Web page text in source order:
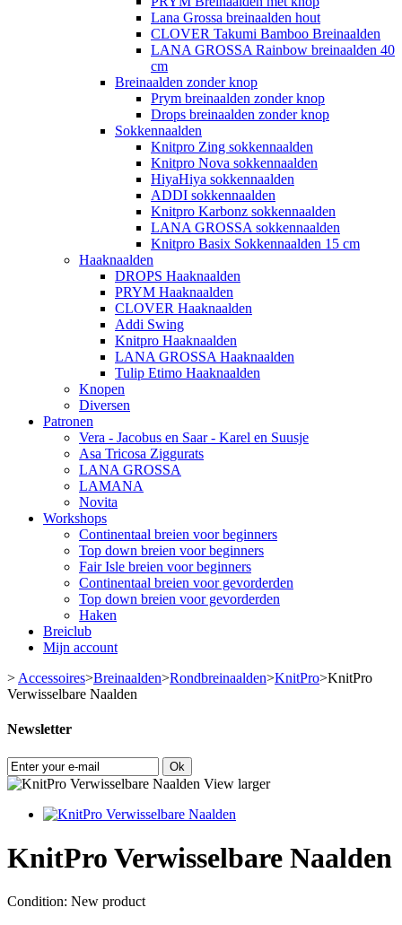
Lana Grossa breinaalden hout
CLOVER Takumi Bamboo Breinaalden
LANA GROSSA Rainbow breinaalden 40
cm
Breinaalden zonder knop
Prym breinaalden zonder knop
Drops breinaalden zonder knop
Sokkennaalden
Knitpro Zing sokkennaalden
Knitpro Nova sokkennaalden
HiyaHiya sokkennaalden
ADDI sokkennaalden
Knitpro Karbonz sokkennaalden
LANA GROSSA sokkennaalden
Knitpro Basix Sokkennaalden 15 cm
Haaknaalden
DROPS Haaknaalden
PRYM Haaknaalden
CLOVER Haaknaalden
Addi Swing
Knitpro Haaknaalden
LANA GROSSA Haaknaalden
Tulip Etimo Haaknaalden
Knopen
Diversen
Patronen
Vera - Jacobus en Saar - Karel en Suusje
Asa Tricosa Ziggurats
LANA GROSSA
LAMANA
Novita
Workshops
Continentaal breien voor beginners
Top down breien voor beginners
Fair Isle breien voor beginners
Continentaal breien voor gevorderden
Top down breien voor gevorderden
Haken
Breiclub
Mijn account
> Accessoires>Breinaalden>Rondbreinaalden>KnitPro>KnitPro
Verwisselbare Naalden
Newsletter
Ok
View larger
KnitPro Verwisselbare Naalden
Condition: New product